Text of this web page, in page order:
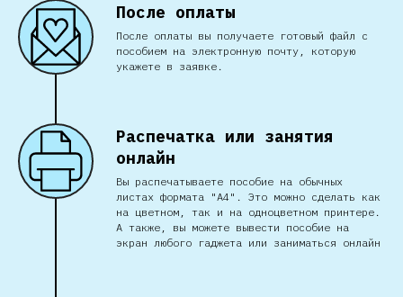
После оплаты
После оплаты вы получаете готовый файл с
пособием на электронную почту, которую
укажете в заявке.
Распечатка или занятия
онлайн
Вы распечатываете пособие на обычных
листах формата "А4". Это можно сделать как
на цветном, так и на одноцветном принтере.
А также, вы можете вывести пособие на
экран любого гаджета или заниматься онлайн